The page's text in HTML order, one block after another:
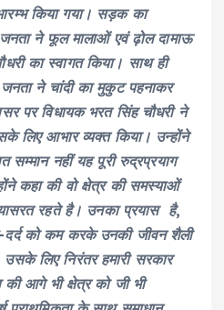
किया गया। सड़क का
ने फूल मालाओं एवं ढ़ोल दामाऊ
का स्वागत किया। साथ ही
जनता ने चांदी का मुकुट पहनाकर
पर विधायक भरत सिंह चौधरी ने
लिए आभार व्यक्त किया। उन्होंने
सम्मान नहीं यह पूरी रुद्रप्रयाग
कहा की वो क्षेत्र की समस्याओं
रहते है। उनका प्रयास है,
दर्द को कम करके उनकी जीवन शैली
लिए निरंतर हमारी सरकार
की आगे भी क्षेत्र को जी भी